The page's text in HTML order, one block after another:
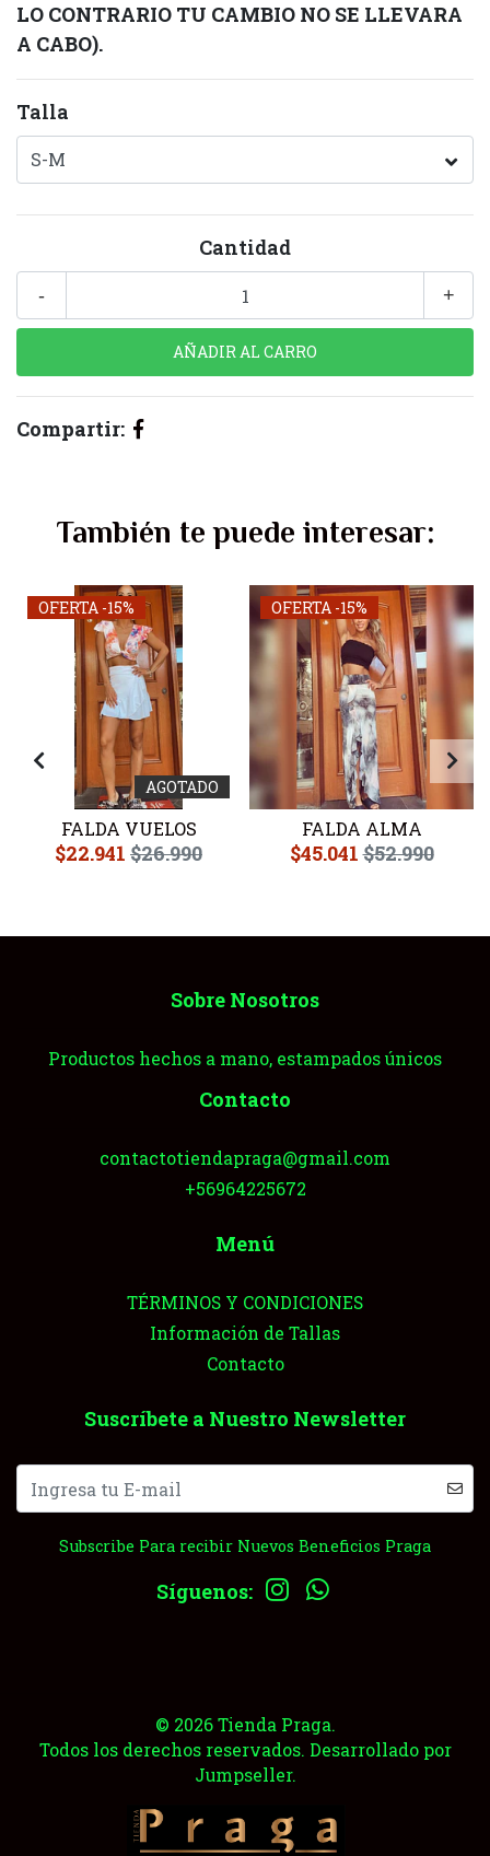
LO CONTRARIO TU CAMBIO NO SE LLEVARA
A CABO).
Talla
Cantidad
+
-
Compartir:
También te puede interesar:
OFERTA -15%
AGOTADO
FALDA VUELOS
$22.941 $26.990
OFERTA -15%
FALDA ALMA
$45.041$52.990
Sobre Nosotros
Productos hechos a mano, estampados únicos
Contacto
contactotiendapraga@gmail.com
+56964225672
Menú
TÉRMINOS Y CONDICIONES
Información de Tallas
Contacto
Suscríbete a Nuestro Newsletter
Subscribe Para recibir Nuevos Beneficios Praga
Síguenos:
© 2026 Tienda Praga.
Todos los derechos reservados. Desarrollado por
Jumpseller.